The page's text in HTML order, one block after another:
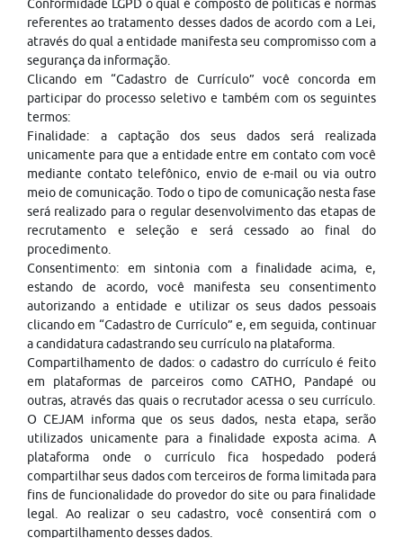
Conformidade LGPD o qual é composto de políticas e normas
referentes ao tratamento desses dados de acordo com a Lei,
através do qual a entidade manifesta seu compromisso com a
segurança da informação.
Clicando em “Cadastro de Currículo” você concorda em
participar do processo seletivo e também com os seguintes
termos:
Finalidade: a captação dos seus dados será realizada
unicamente para que a entidade entre em contato com você
mediante contato telefônico, envio de e-mail ou via outro
meio de comunicação. Todo o tipo de comunicação nesta fase
será realizado para o regular desenvolvimento das etapas de
recrutamento e seleção e será cessado ao final do
procedimento.
Consentimento: em sintonia com a finalidade acima, e,
estando de acordo, você manifesta seu consentimento
autorizando a entidade e utilizar os seus dados pessoais
clicando em “Cadastro de Currículo” e, em seguida, continuar
a candidatura cadastrando seu currículo na plataforma.
Compartilhamento de dados: o cadastro do currículo é feito
em plataformas de parceiros como CATHO, Pandapé ou
outras, através das quais o recrutador acessa o seu currículo.
O CEJAM informa que os seus dados, nesta etapa, serão
utilizados unicamente para a finalidade exposta acima. A
plataforma onde o currículo fica hospedado poderá
compartilhar seus dados com terceiros de forma limitada para
fins de funcionalidade do provedor do site ou para finalidade
legal. Ao realizar o seu cadastro, você consentirá com o
compartilhamento desses dados.